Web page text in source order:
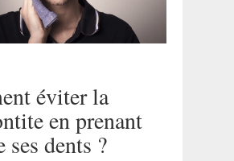
éviter la
en prenant
ses dents ?